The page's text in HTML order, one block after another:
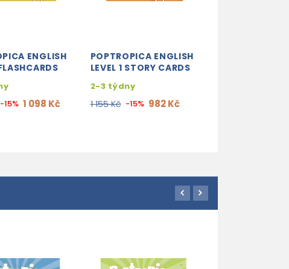
ENGLISH
-15% 1 098 Kč
POPTROPICA ENGLISH
LEVEL 1 STORY CARDS
2-3 týdny
1 155 Kč -15% 982 Kč